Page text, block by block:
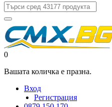
0
Вашата количка е празна.
Вход
Регистрация